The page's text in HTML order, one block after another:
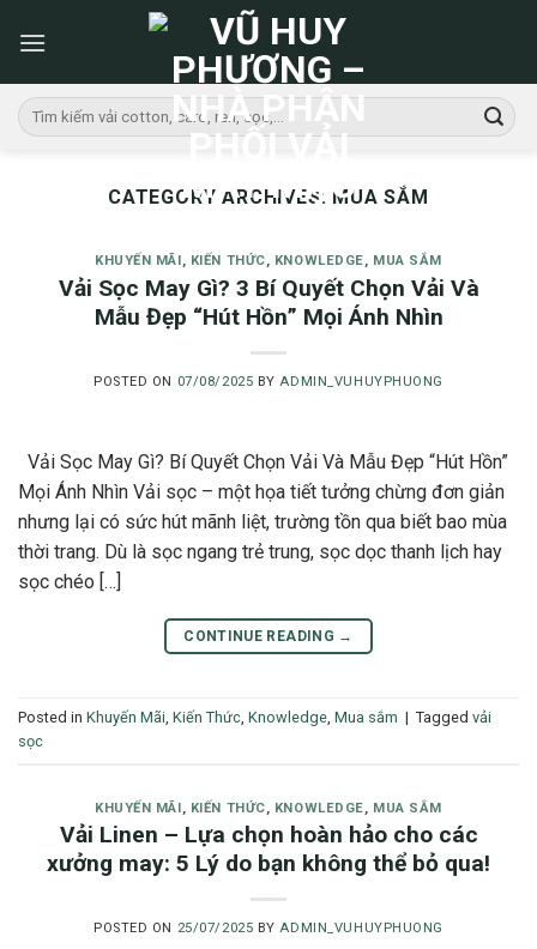
Tìm
kiếm:
CATEGORY ARCHIVES: MUA SẮM
KHUYẾN MÃI, KIẾN THỨC, KNOWLEDGE, MUA SẮM
Vải Sọc May Gì? 3 Bí Quyết Chọn Vải Và
Mẫu Đẹp “Hút Hồn” Mọi Ánh Nhìn
POSTED ON 07/08/2025 BY ADMIN_VUHUYPHUONG
Vải Sọc May Gì? Bí Quyết Chọn Vải Và Mẫu Đẹp “Hút Hồn”
Mọi Ánh Nhìn Vải sọc – một họa tiết tưởng chừng đơn giản
nhưng lại có sức hút mãnh liệt, trường tồn qua biết bao mùa
thời trang. Dù là sọc ngang trẻ trung, sọc dọc thanh lịch hay
sọc chéo […]
CONTINUE READING →
Posted in Khuyến Mãi Kiến Thức Knowledge Mua sắm | Tagged vải
sọc
KHUYẾN MÃI, KIẾN THỨC, KNOWLEDGE, MUA SẮM
Vải Linen – Lựa chọn hoàn hảo cho các
xưởng may: 5 Lý do bạn không thể bỏ qua!
POSTED ON 25/07/2025 BYADMIN_VUHUYPHUONG